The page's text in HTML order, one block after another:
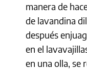
manera de
de lavandina
después
en el
en una olla, se